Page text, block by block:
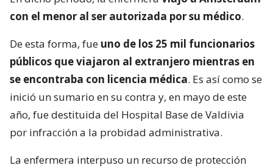
con el menor al ser autorizada por su médico.
De esta forma, fue uno de los 25 mil funcionarios
públicos que viajaron al extranjero mientras en
se encontraba con licencia médica. Es así como se
inició un sumario en su contra y, en mayo de este
año, fue destituida del Hospital Base de Valdivia
por infracción a la probidad administrativa.
La enfermera interpuso un recurso de protección